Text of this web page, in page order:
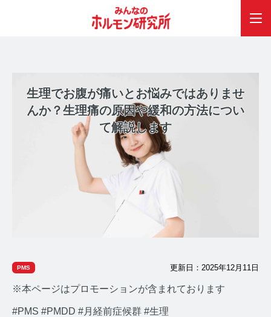
生理でお腹が痛いとお悩みではありませ
んか？生理痛の原因や緩和の方法につい
て解説します
PMS 更新日：2025年12月11日
※本ページはプロモーションが含まれております
#PMS #PMDD #月経前症候群 #生理